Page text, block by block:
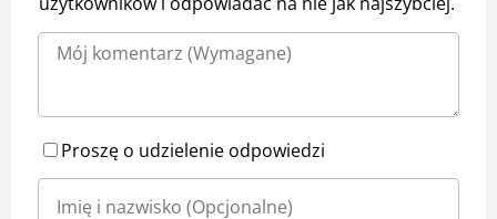
Proszę o udzielenie odpowiedzi